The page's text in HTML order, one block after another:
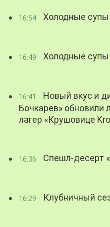
16:54 Холодные
16:49 Холодные
16:41
Новый вкус и
Бочкарев»
лагер «Крушовице
16:36 Спешл-десерт
16:29 Клубничный